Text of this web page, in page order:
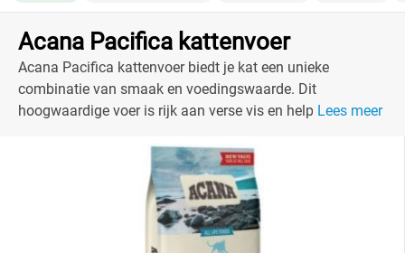
Acana Pacifica kattenvoer
Acana Pacifica kattenvoer biedt je kat een unieke
combinatie van smaak en voedingswaarde. Dit
hoogwaardige voer is rijk aan verse vis en helpt bij een
Lees meer